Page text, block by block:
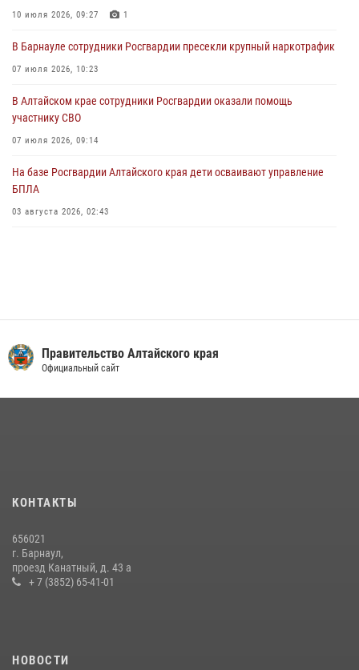
Управление Росгвардии по Алтайскому краю провело для детей
02 июля 2026, 00:55
Алтайскому краю подведены итоги «прямой линии»
01 июля 2026, 07:49
10 июля 2026, 09:27 1
В Барнауле сотрудники Росгвардии пресекли крупный наркотрафик
07 июля 2026, 10:23
В Алтайском крае сотрудники Росгвардии оказали помощь
участнику СВО
07 июля 2026, 09:14
На базе Росгвардии Алтайского края дети осваивают управление
БПЛА
03 августа 2026, 02:43
Правительство Алтайского края
Официальный сайт
КОНТАКТЫ
656021
г. Барнаул,
проезд Канатный, д. 43 а
+ 7 (3852) 65-41-01
НОВОСТИ